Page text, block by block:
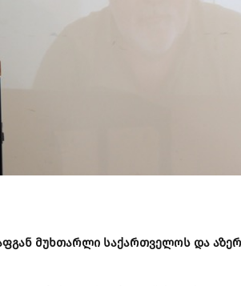
მუხთარლი საქართველოს და